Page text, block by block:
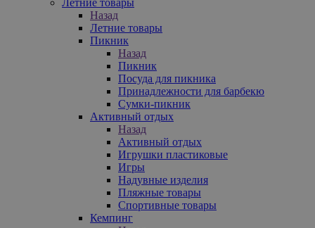
Назад
Летние товары
Пикник
Назад
Пикник
Посуда для пикника
Принадлежности для барбекю
Сумки-пикник
Активный отдых
Назад
Активный отдых
Игрушки пластиковые
Игры
Надувные изделия
Пляжные товары
Спортивные товары
Кемпинг